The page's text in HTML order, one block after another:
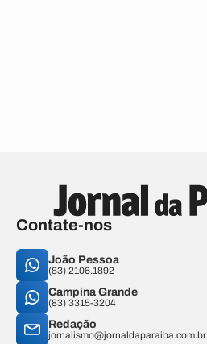
Contate-nos
João Pessoa
(83) 2106.1892
Campina Grande
(83) 3315-3204
Redação
jornalismo@jornaldaparaiba.com.br